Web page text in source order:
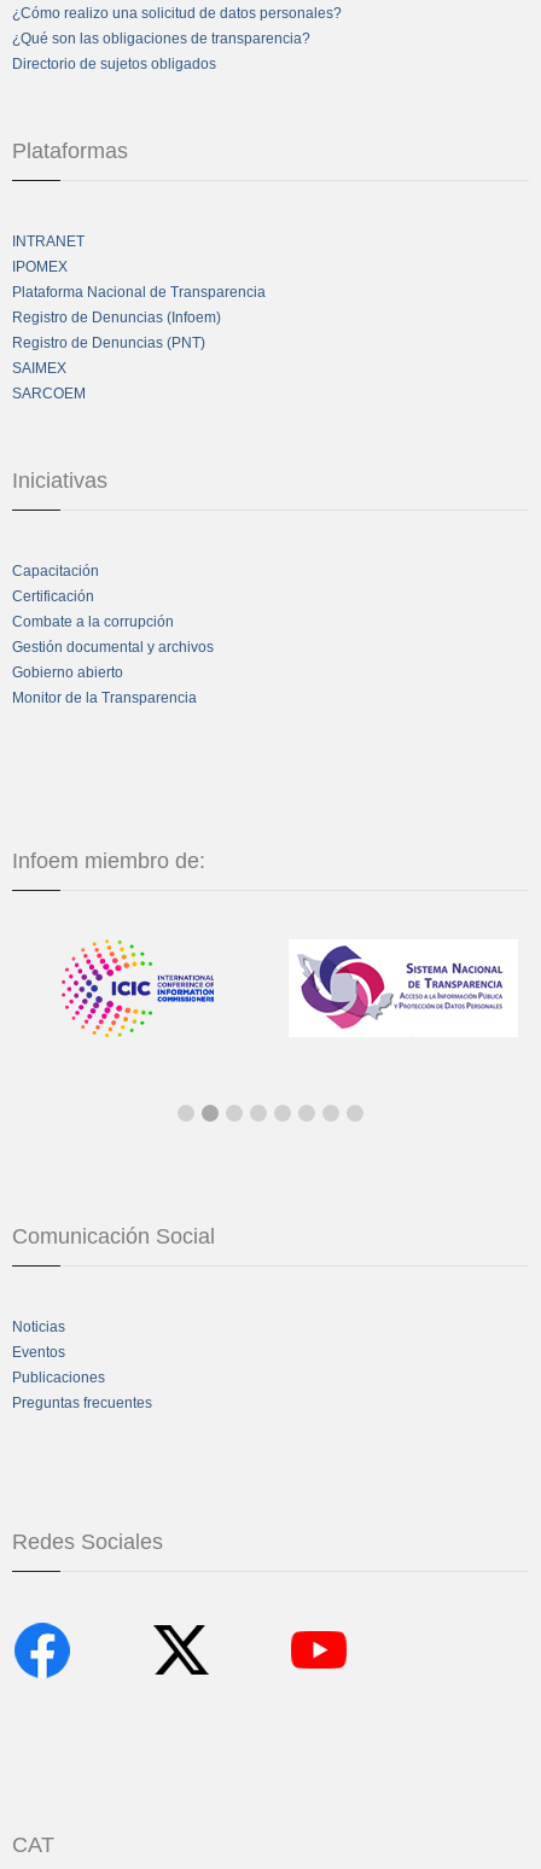
¿Cómo realizo una solicitud de datos personales?
¿Qué son las obligaciones de transparencia?
Directorio de sujetos obligados
Plataformas
INTRANET
IPOMEX
Plataforma Nacional de Transparencia
Registro de Denuncias (Infoem)
Registro de Denuncias (PNT)
SAIMEX
SARCOEM
Iniciativas
Capacitación
Certificación
Combate a la corrupción
Gestión documental y archivos
Gobierno abierto
Monitor de la Transparencia
Infoem miembro de:
Comunicación Social
Noticias
Eventos
Publicaciones
Preguntas frecuentes
Redes Sociales
CAT